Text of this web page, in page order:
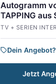
Autogramm
TAPPING aus
TV + SERIEN
Dein Angebot?
Jetzt